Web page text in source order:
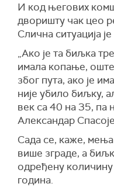
И код његових
дворишту чак цео
Слична ситуација
„Ако је та биљка
имала копање,
због пута, ако је
није убило биљку,
век са 40 на 35, па
Александар
Сада се, каже,
више зграде, а
одређену
година.